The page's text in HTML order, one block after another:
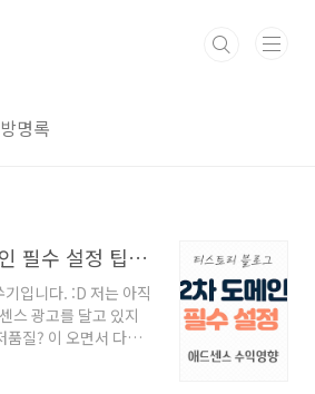
방명록
2차 티스토리 도메인 필수 설정 팁! 애드센스 수익에 영향
입니다. :D 저는 아직
스 광고를 달고 있지
질? 이 오면서 다음
지 않지요~ 그래서 구
의 바닥이 나있는 상